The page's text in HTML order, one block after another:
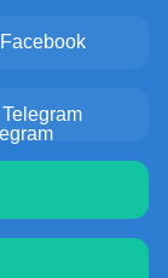
Facebook
Telegram